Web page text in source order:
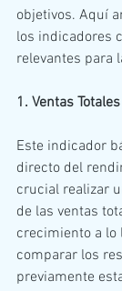
objetivos. Aquí
los indicadores
relevantes para
1. Ventas Totales
Este indicador
directo del
crucial realizar
de las ventas
crecimiento a lo
comparar los
previamente